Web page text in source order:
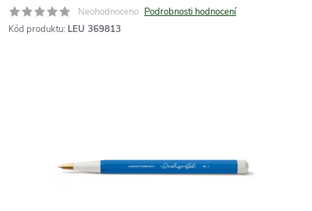
Neohodnoceno Podrobnosti hodnocení
Kód produktu: LEU 369813